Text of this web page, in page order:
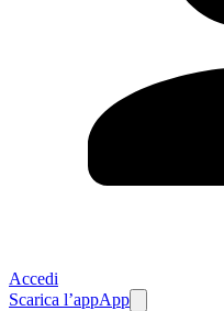
Accedi
Scarica l’appApp